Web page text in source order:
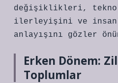
değişiklikleri,
ilerleyişini ve
anlayışını gözler
Erken Dönem:
Toplumlar